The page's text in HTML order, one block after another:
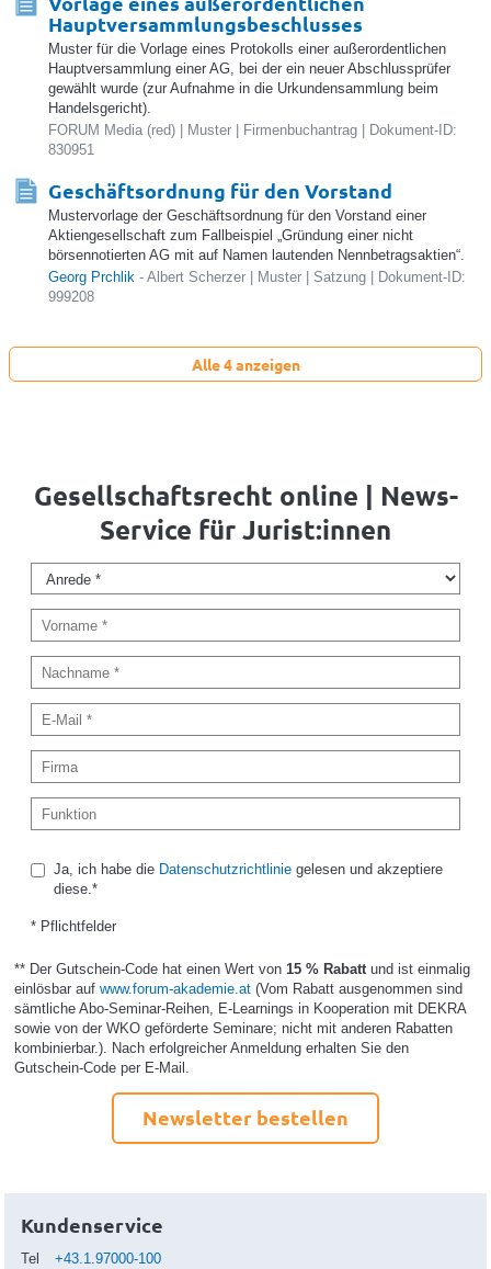
Hauptversammlungsbeschlusses
Muster für die Vorlage eines Protokolls einer außerordentlichen
Hauptversammlung einer AG, bei der ein neuer Abschlussprüfer
gewählt wurde (zur Aufnahme in die Urkundensammlung beim
Handelsgericht).
FORUM Media (red) | Muster | Firmenbuchantrag | Dokument-ID:
830951
Geschäftsordnung für den Vorstand
Mustervorlage der Geschäftsordnung für den Vorstand einer
Aktiengesellschaft zum Fallbeispiel „Gründung einer nicht
börsennotierten AG mit auf Namen lautenden Nennbetragsaktien“.
Georg Prchlik - Albert Scherzer | Muster | Satzung | Dokument-ID:
999208
Alle 4 anzeigen
Gesellschaftsrecht online | News-
Service für Jurist:innen
Ja, ich habe die Datenschutzrichtliniegelesen und akzeptiere
diese.*
* Pflichtfelder
** Der Gutschein-Code hat einen Wert von 15 % Rabatt und ist einmalig
einlösbar auf www.forum-akademie.at(Vom Rabatt ausgenommen sind
sämtliche Abo-Seminar-Reihen, E-Learnings in Kooperation mit DEKRA
sowie von der WKO geförderte Seminare; nicht mit anderen Rabatten
kombinierbar.). Nach erfolgreicher Anmeldung erhalten Sie den
Gutschein-Code per E-Mail.
Newsletter bestellen
Kundenservice
Tel +43.1.97000-100